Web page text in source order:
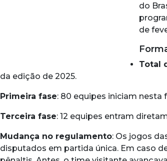
do
de
Total
da edição de 2025.
Primeira fase: 80 equipes iniciam nesta
Terceira fase: 12 equipes entram
Mudança no regulamento: Os jogos
disputados em partida única. Em caso